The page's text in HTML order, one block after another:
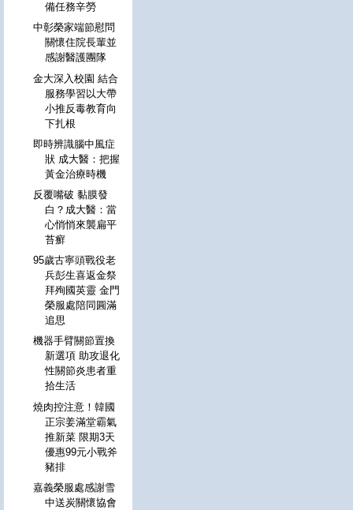
備任務辛勞
中彰榮家端節慰問
關懷住院長輩並
感謝醫護團隊
金大深入校園 結合
服務學習以大帶
小推反毒教育向
下扎根
即時辨識腦中風症
狀 成大醫：把握
黃金治療時機
反覆嘴破 黏膜發
白？成大醫：當
心悄悄來襲扁平
苔癬
95歲古寧頭戰役老
兵彭生喜返金祭
拜殉國英靈 金門
榮服處陪同圓滿
追思
機器手臂關節置換
新選項 助攻退化
性關節炎患者重
拾生活
燒肉控注意！韓國
正宗姜滿堂霸氣
推新菜 限期3天
優惠99元小戰斧
豬排
嘉義榮服處感謝雪
中送炭關懷協會